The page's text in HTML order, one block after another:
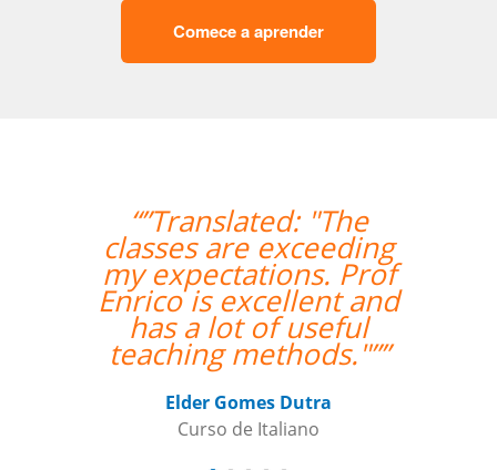
Comece a aprender
“”Translated: "The
classes are exceeding
my expectations. Prof
Enrico is excellent and
has a lot of useful
teaching methods."””
Elder Gomes Dutra
Curso de Italiano